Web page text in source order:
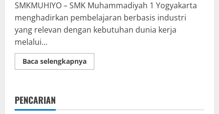
SMKMUHIYO – SMK Muhammadiyah 1 Yogyakarta
menghadirkan pembelajaran berbasis industri
yang relevan dengan kebutuhan dunia kerja
melalui...
Baca selengkapnyaRead
more
Intermedia
PENCARIAN